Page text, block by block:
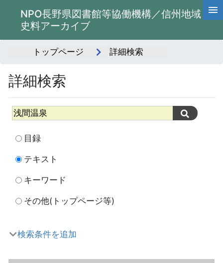
NPO長野県図書館等協働機構／信州地域
史料アーカイブ
トップページ 詳細検索
詳細検索
目録
テキスト
キーワード
その他(トップページ等)
検索条件を追加